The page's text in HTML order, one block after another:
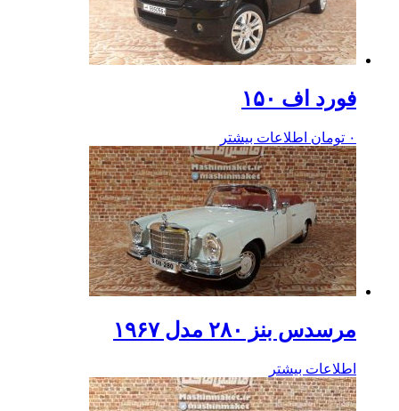
فورد اف ۱۵۰
۰ تومان اطلاعات بیشتر
مرسدس بنز ۲۸۰ مدل ۱۹۶۷
اطلاعات بیشتر